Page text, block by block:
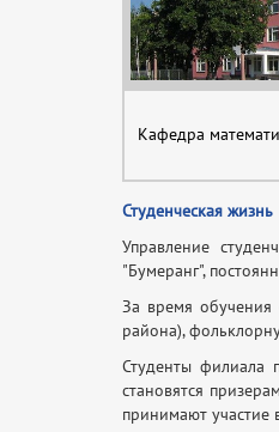
Кафедра
Студенческая жизнь
Управление
"Бумеранг",
За время обучения
района),
Студенты филиала
становятся
принимают участие